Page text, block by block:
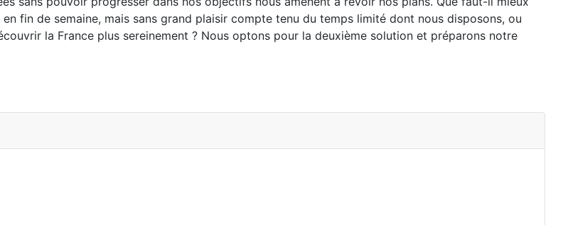
en fin de semaine, mais sans grand plaisir compte tenu du temps limité dont nous disposons, ou
la France plus sereinement ? Nous optons pour la deuxième solution et préparons notre